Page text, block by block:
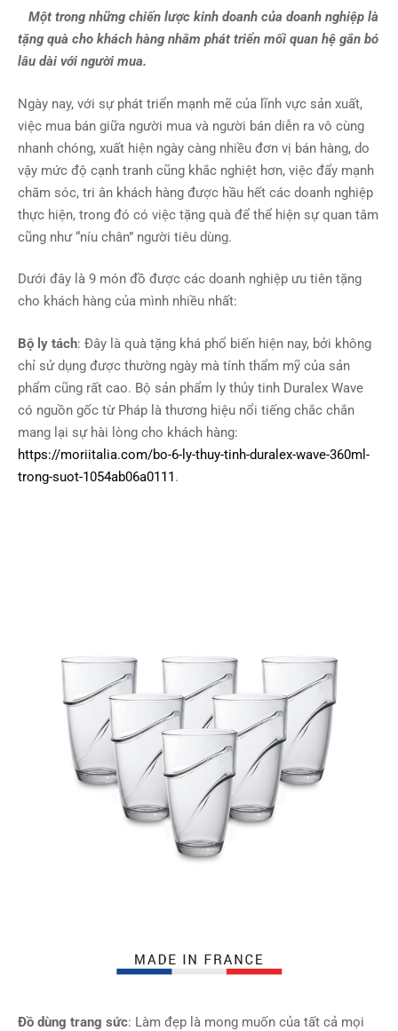
Một trong những chiến lược kinh doanh của doanh nghiệp là
tặng quà cho khách hàng nhằm phát triển mối quan hệ gắn bó
lâu dài với người mua.
Ngày nay, với sự phát triển mạnh mẽ của lĩnh vực sản xuất,
việc mua bán giữa người mua và người bán diễn ra vô cùng
nhanh chóng, xuất hiện ngày càng nhiều đơn vị bán hàng, do
vậy mức độ cạnh tranh cũng khắc nghiệt hơn, việc đẩy mạnh
chăm sóc, tri ân khách hàng được hầu hết các doanh nghiệp
thực hiện, trong đó có việc tặng quà để thể hiện sự quan tâm
cũng như “níu chân” người tiêu dùng.
Dưới đây là 9 món đồ được các doanh nghiệp ưu tiên tặng
cho khách hàng của mình nhiều nhất:
Bộ ly tách: Đây là quà tặng khá phổ biến hiện nay, bởi không
chỉ sử dụng được thường ngày mà tính thẩm mỹ của sản
phẩm cũng rất cao. Bộ sản phẩm ly thủy tinh Duralex Wave
có nguồn gốc từ Pháp là thương hiệu nổi tiếng chắc chắn
mang lại sự hài lòng cho khách hàng:
https://moriitalia.com/bo-6-ly-thuy-tinh-duralex-wave-360ml-
trong-suot-1054ab06a0111.
Đồ dùng trang sức: Làm đẹp là mong muốn của tất cả mọi